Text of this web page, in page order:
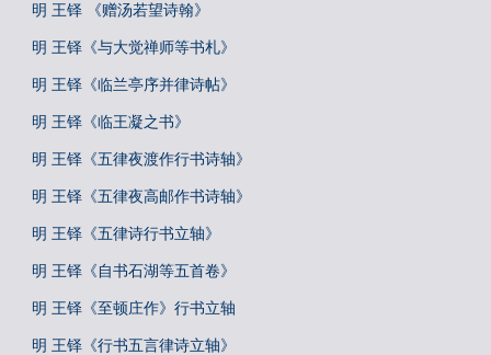
明 王铎 《赠汤若望诗翰》
明 王铎《与大觉禅师等书札》
明 王铎《临兰亭序并律诗帖》
明 王铎《临王凝之书》
明 王铎《五律夜渡作行书诗轴》
明 王铎《五律夜高邮作书诗轴》
明 王铎《五律诗行书立轴》
明 王铎《自书石湖等五首卷》
明 王铎《至顿庄作》行书立轴
明 王铎《行书五言律诗立轴》